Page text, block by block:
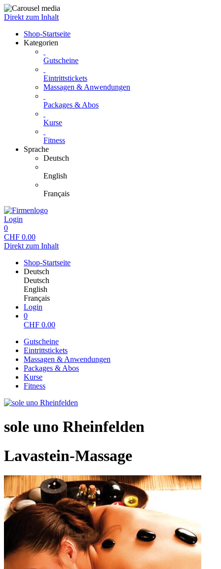
Direkt zum Inhalt
Shop-Startseite
Kategorien
Gutscheine
Eintrittstickets
Massagen & Anwendungen
Packages & Abos
Kurse
Fitness
Sprache
Deutsch
English
Français
Login
0
CHF 0.00
Direkt zum Inhalt
Shop-Startseite
Deutsch
Deutsch
English
Français
Login
0
CHF 0.00
Gutscheine
Eintrittstickets
Massagen & Anwendungen
Packages & Abos
Kurse
Fitness
sole uno Rheinfelden
Lavastein-Massage